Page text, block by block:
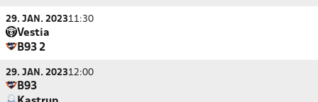
29. JAN. 202311:30
Vestia
B93 2
29. JAN. 202312:00
B93